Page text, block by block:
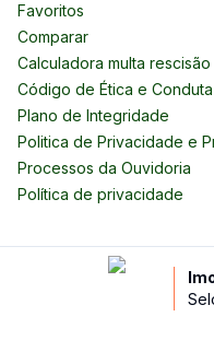
Favoritos
Comparar
Calculadora multa rescisão
Código de Ética e Conduta
Plano de Integridade
Politica de Privacidade e
Processos da Ouvidoria
Política de privacidade